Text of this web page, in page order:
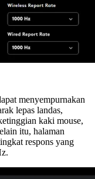
menyempurnakan
lepas landas,
kaki mouse,
itu, halaman
respons yang